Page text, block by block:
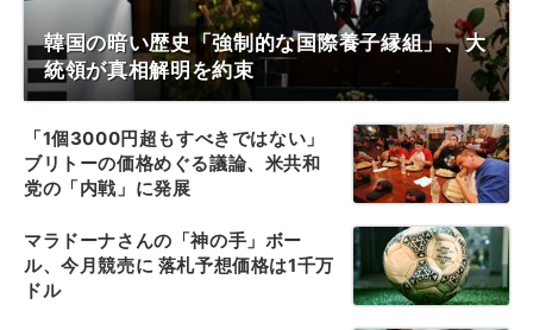
韓国の暗い歴史「強制的な国際養子縁組」、大
統領が真相解明を約束
「1個3000円超もすべきではない」
ブリトーの価格めぐる議論、米共和
党の「内戦」に発展
マラドーナさんの「神の手」ボー
ル、今月競売に 落札予想価格は1千万
ドル